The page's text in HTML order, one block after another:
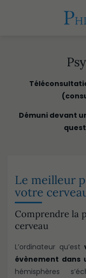
Démuni devant
Le meilleur
votre
Comprendre la
cerveau
L’ordinateur qu’est
évènement dans
hémisphères